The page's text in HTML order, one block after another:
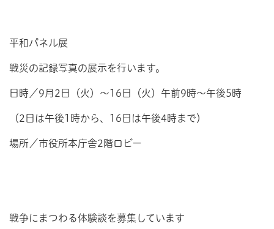
平和パネル展
戦災の記録写真の展示を行います。
日時／9月2日（火）～16日（火）午前9時～午後5時
（2日は午後1時から、16日は午後4時まで）
場所／市役所本庁舎2階ロビー
戦争にまつわる体験談を募集しています